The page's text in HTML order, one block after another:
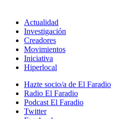
Actualidad
Investigación
Creadores
Movimientos
Iniciativa
Hiperlocal
Hazte socio/a de El Faradio
Radio El Faradio
Podcast El Faradio
Twitter